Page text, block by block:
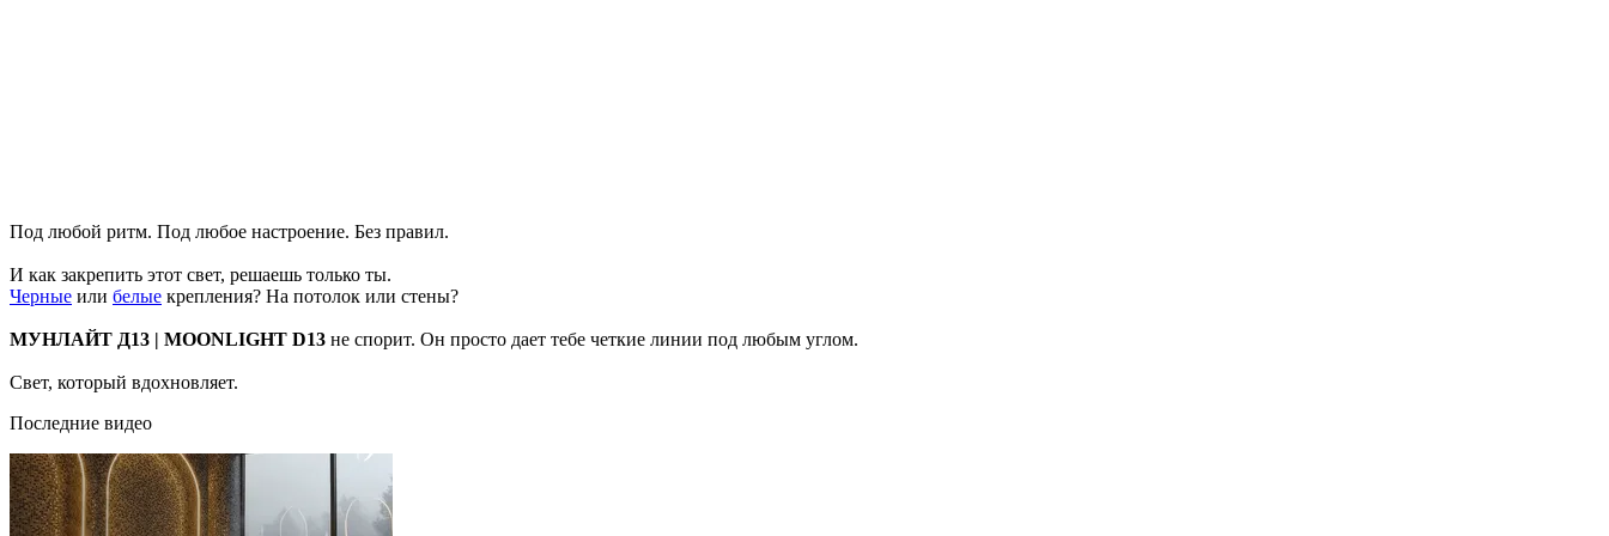
Под любой ритм. Под любое настроение. Без правил.
И как закрепить этот свет, решаешь только ты.
Черные или белые крепления? На потолок или стены?
МУНЛАЙТ Д13 | MOONLIGHT D13 не спорит. Он просто дает тебе четкие линии под любым углом.
Свет, который вдохновляет.
Последние видео